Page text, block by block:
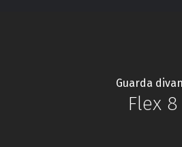
Guarda
Flex 8